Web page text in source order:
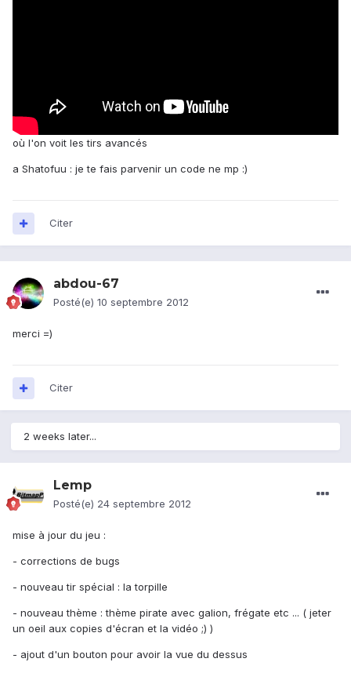
où l'on voit les tirs avancés
a Shatofuu : je te fais parvenir un code ne mp :)
Citer
abdou-67
Posté(e) 10 septembre 2012
merci =)
Citer
2 weeks later...
Lemp
Posté(e) 24 septembre 2012
mise à jour du jeu :
- corrections de bugs
- nouveau tir spécial : la torpille
- nouveau thème : thème pirate avec galion, frégate etc ... ( jeter
un oeil aux copies d'écran et la vidéo ;) )
- ajout d'un bouton pour avoir la vue du dessus